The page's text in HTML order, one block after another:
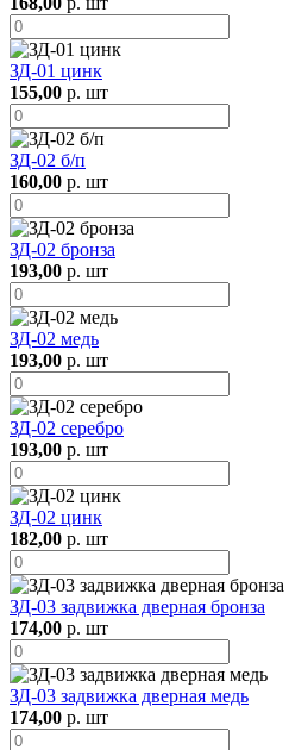
ЗД-01 цинк
155,00 р. шт
ЗД-02 б/п
160,00 р. шт
ЗД-02 бронза
193,00 р. шт
ЗД-02 медь
193,00 р. шт
ЗД-02 серебро
193,00 р. шт
ЗД-02 цинк
182,00 р. шт
ЗД-03 задвижка дверная бронза
174,00 р. шт
ЗД-03 задвижка дверная медь
174,00 р. шт